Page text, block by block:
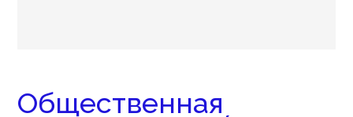
Общественная